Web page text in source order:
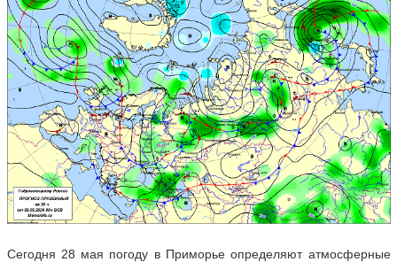
Сегодня 28 мая погоду в Приморье определяют атмосферные